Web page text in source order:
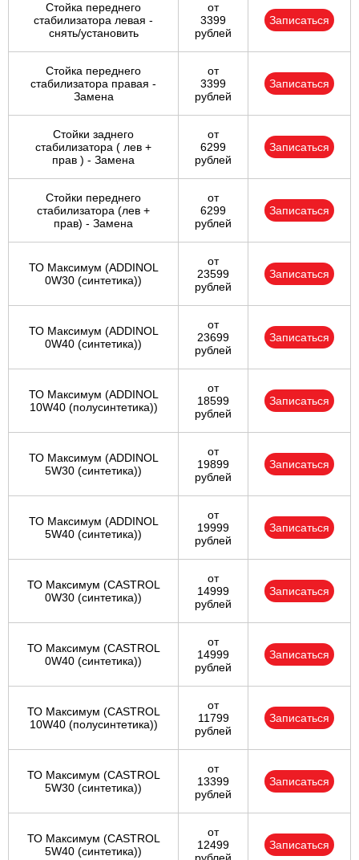
Стойка переднего
стабилизатора левая -
снять/установить
от
3399
рублей
Записаться
Стойка переднего
стабилизатора правая -
Замена
от
3399
рублей
Записаться
Стойки заднего
стабилизатора ( лев +
прав ) - Замена
от
6299
рублей
Записаться
Стойки переднего
стабилизатора (лев +
прав) - Замена
от
6299
рублей
Записаться
ТО Максимум (ADDINOL
0W30 (синтетика))
от
23599
рублей
Записаться
ТО Максимум (ADDINOL
0W40 (синтетика))
от
23699
рублей
Записаться
ТО Максимум (ADDINOL
10W40 (полусинтетика))
от
18599
рублей
Записаться
ТО Максимум (ADDINOL
5W30 (синтетика))
от
19899
рублей
Записаться
ТО Максимум (ADDINOL
5W40 (синтетика))
от
19999
рублей
Записаться
ТО Максимум (CASTROL
0W30 (синтетика))
от
14999
рублей
Записаться
ТО Максимум (CASTROL
0W40 (синтетика))
от
14999
рублей
Записаться
ТО Максимум (CASTROL
10W40 (полусинтетика))
от
11799
рублей
Записаться
ТО Максимум (CASTROL
5W30 (синтетика))
от
13399
рублей
Записаться
ТО Максимум (CASTROL
5W40 (синтетика))
от
12499
Записаться